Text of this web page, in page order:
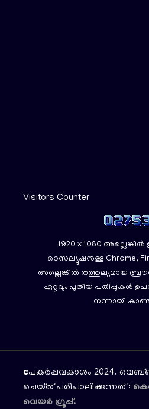
Visitors Counter
1920 x 1080
റെസല്യൂഷനുള്ള Chrome,
അല്ലെങ്കിൽ തത്തുല്യമായ
ഏറ്റവും പുതിയ പതിപ്പുകൾ
നന്നായി
©പകര്‍പ്പവകാശം 2024.
ചെയ്‌ത് പരിപാലിക്കുന്നത് :
വെയര്‍ ഗ്രൂപ്പ്.